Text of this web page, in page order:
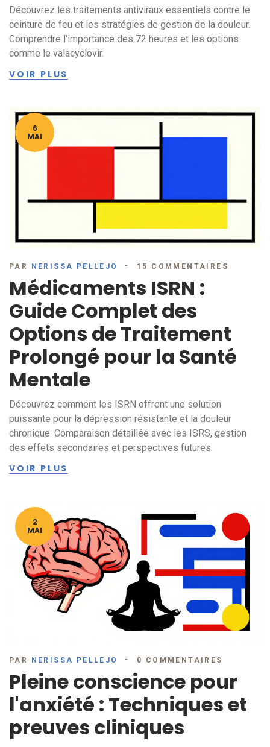
Découvrez les traitements antiviraux essentiels contre le
ceinture de feu et les stratégies de gestion de la douleur.
Comprendre l'importance des 72 heures et les options
comme le valacyclovir.
VOIR PLUS
6
MAI
PAR NERISSA PELLEJO 15 COMMENTAIRES
Médicaments ISRN :
Guide Complet des
Options de Traitement
Prolongé pour la Santé
Mentale
Découvrez comment les ISRN offrent une solution
puissante pour la dépression résistante et la douleur
chronique. Comparaison détaillée avec les ISRS, gestion
des effets secondaires et perspectives futures.
VOIR PLUS
2
MAI
PAR NERISSA PELLEJO 0 COMMENTAIRES
Pleine conscience pour
l'anxiété : Techniques et
preuves cliniques